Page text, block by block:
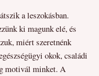
a leszokásban.
ki magunk elé, és
miért szeretnénk
okok, családi
motivál minket. A